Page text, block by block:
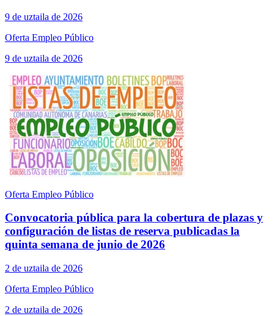
9 de uztaila de 2026
Oferta Empleo Público
9 de uztaila de 2026
Oferta Empleo Público
Convocatoria pública para la cobertura de plazas y
configuración de listas de reserva publicadas la
quinta semana de junio de 2026
2 de uztaila de 2026
Oferta Empleo Público
2 de uztaila de 2026